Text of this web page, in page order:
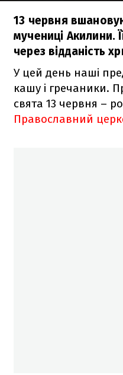
13 червня
мучениці Акилини.
через відданість
У цей день наші
кашу і гречаники.
свята 13 червня –
Православний